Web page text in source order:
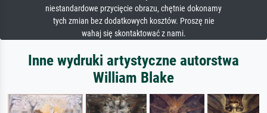
niestandardowe przycięcie obrazu, chętnie dokonamy
tych zmian bez dodatkowych kosztów. Proszę nie
wahaj się skontaktować z nami.
Inne wydruki artystyczne autorstwa
William Blake